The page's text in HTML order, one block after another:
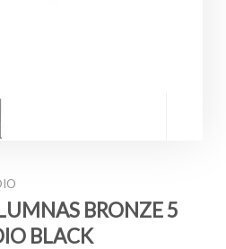
BRONZE 5
BLACK